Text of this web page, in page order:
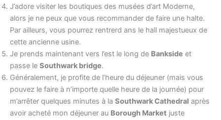
J’adore visiter les boutiques des musées d’art Moderne,
alors je ne peux que vous recommander de faire une halte.
Par ailleurs, vous pourrez rentrerd ans le hall majestueux de
cette ancienne usine.
Je prends maintenant vers l’est le long de Bankside et
passe le Southwark bridge.
Généralement, je profite de l’heure du déjeuner (mais vous
pouvez le faire à n’importe quelle heure de la journée) pour
m’arrêter quelques minutes à la Southwark Cathedral après
avoir acheté mon déjeuner au Borough Market juste